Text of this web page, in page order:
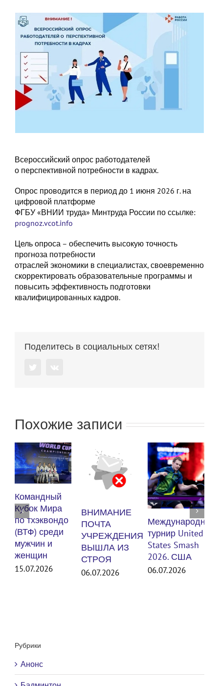
Всероссийский опрос работодателей
о перспективной потребности в кадрах.
Опрос проводится в период до 1 июня 2026 г. на
цифровой платформе
ФГБУ «ВНИИ труда» Минтруда России по ссылке:
prognoz.vcot.info
Цель опроса – обеспечить высокую точность
прогноза потребности
отраслей экономики в специалистах, своевременно
скорректировать образовательные программы и
повысить эффективность подготовки
квалифицированных кадров.
Поделитесь в социальных сетях!
Похожие записи
Командный
Кубок Мира
по тхэквондо
(ВТФ) среди
мужчин и
женщин
15.07.2026
ВНИМАНИЕ
ПОЧТА
УЧРЕЖДЕНИЯ
ВЫШЛА ИЗ
СТРОЯ
06.07.2026
Международный
турнир United
States Smash
2026. США
06.07.2026
Рубрики
Анонс